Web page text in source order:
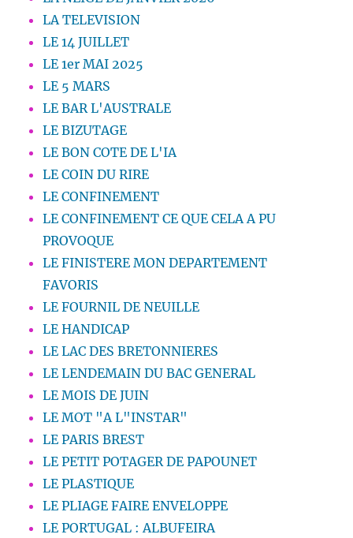
LA TELEVISION
LE 14 JUILLET
LE 1er MAI 2025
LE 5 MARS
LE BAR L'AUSTRALE
LE BIZUTAGE
LE BON COTE DE L'IA
LE COIN DU RIRE
LE CONFINEMENT
LE CONFINEMENT CE QUE CELA A PU
PROVOQUE
LE FINISTERE MON DEPARTEMENT
FAVORIS
LE FOURNIL DE NEUILLE
LE HANDICAP
LE LAC DES BRETONNIERES
LE LENDEMAIN DU BAC GENERAL
LE MOIS DE JUIN
LE MOT "A L"INSTAR"
LE PARIS BREST
LE PETIT POTAGER DE PAPOUNET
LE PLASTIQUE
LE PLIAGE FAIRE ENVELOPPE
LE PORTUGAL : ALBUFEIRA